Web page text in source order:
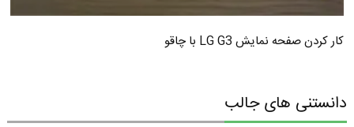
کار کردن صفحه نمایش LG G3 با چاقو
دانستنی های جالب